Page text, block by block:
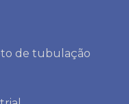
de tubulação